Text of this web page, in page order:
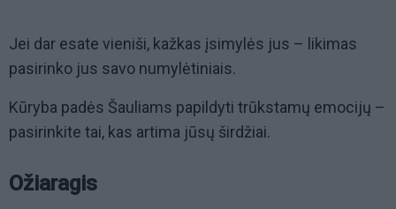
Jei dar esate vieniši, kažkas įsimylės jus – likimas
pasirinko jus savo numylėtiniais.
Kūryba padės Šauliams papildyti trūkstamų emocijų –
pasirinkite tai, kas artima jūsų širdžiai.
Ožiaragis